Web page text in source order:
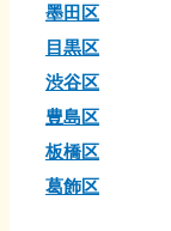
墨田区
目黒区
渋谷区
豊島区
板橋区
葛飾区